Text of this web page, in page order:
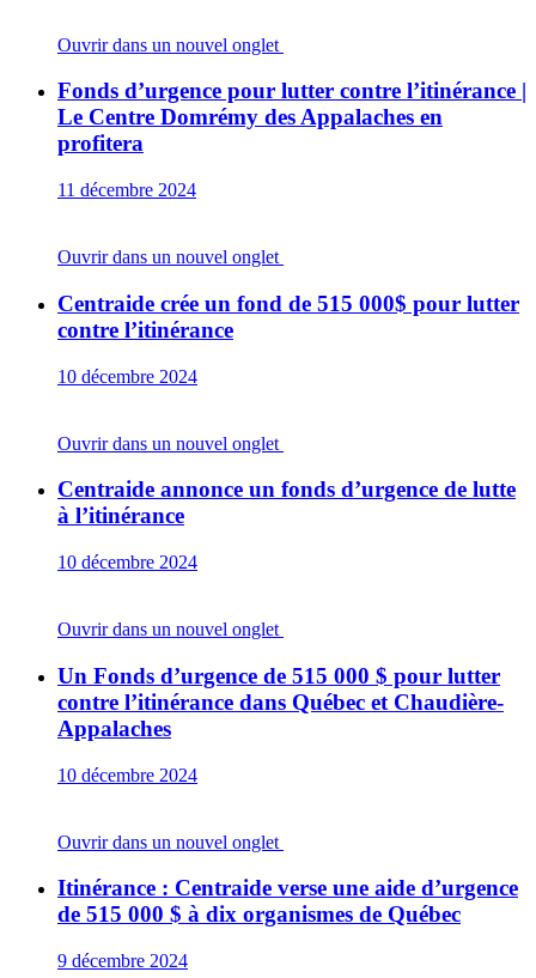
Ouvrir dans un nouvel onglet
Fonds d’urgence pour lutter contre l’itinérance |
Le Centre Domrémy des Appalaches en
profitera
11 décembre 2024
Ouvrir dans un nouvel onglet
Centraide crée un fond de 515 000$ pour lutter
contre l’itinérance
10 décembre 2024
Ouvrir dans un nouvel onglet
Centraide annonce un fonds d’urgence de lutte
à l’itinérance
10 décembre 2024
Ouvrir dans un nouvel onglet
Un Fonds d’urgence de 515 000 $ pour lutter
contre l’itinérance dans Québec et Chaudière-
Appalaches
10 décembre 2024
Ouvrir dans un nouvel onglet
Itinérance : Centraide verse une aide d’urgence
de 515 000 $ à dix organismes de Québec
9 décembre 2024